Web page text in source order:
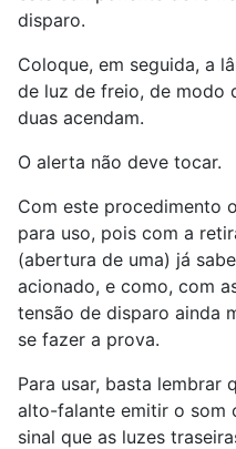
disparo.
Coloque, em seguida, a
de luz de freio, de modo
duas acendam.
O alerta não deve tocar.
Com este procedimento
para uso, pois com a
(abertura de uma) já
acionado, e como, com
tensão de disparo ainda
se fazer a prova.
Para usar, basta lembrar
alto-falante emitir o som
sinal que as luzes